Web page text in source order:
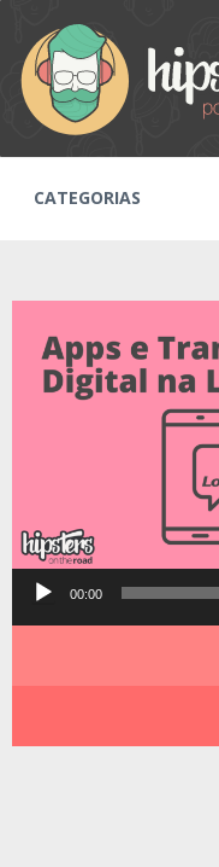
CATEGORIAS
Tocador00:00